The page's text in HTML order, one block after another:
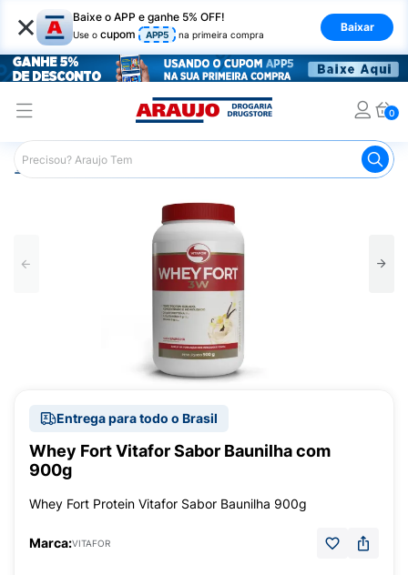
× Baixe o APP e ganhe 5% OFF!
Use o cupom APP5 na primeira compra
Baixar
0
Araujo Nutrição Saudável Suplementos Esportivos
Entrega para todo o Brasil
Whey Fort Vitafor Sabor Baunilha com
900g
Whey Fort Protein Vitafor Sabor Baunilha 900g
Marca:VITAFOR